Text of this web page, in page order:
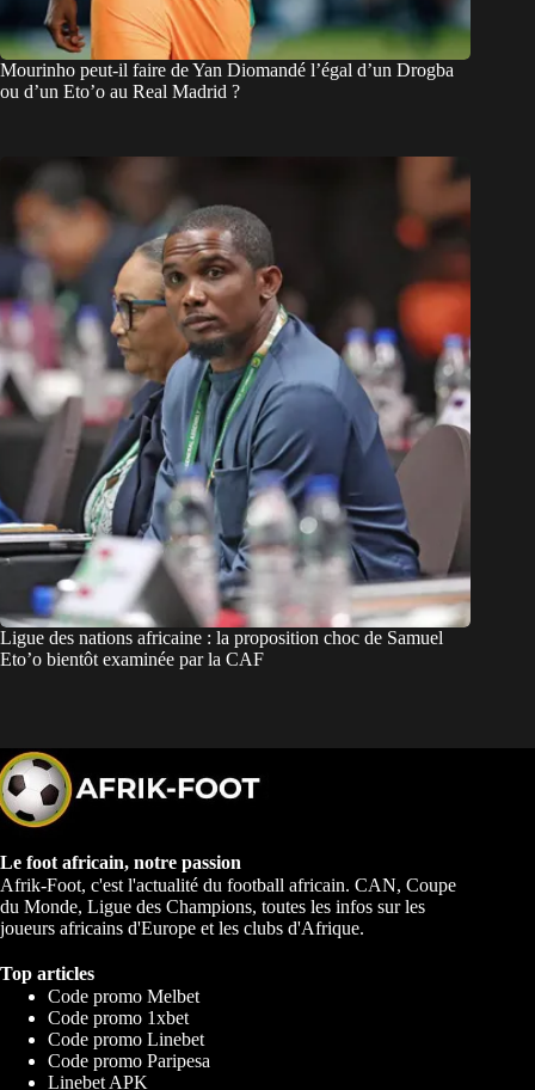
Mourinho peut-il faire de Yan Diomandé l’égal d’un Drogba
ou d’un Eto’o au Real Madrid ?
Ligue des nations africaine : la proposition choc de Samuel
Eto’o bientôt examinée par la CAF
Le foot africain, notre passion
Afrik-Foot, c'est l'actualité du football africain. CAN, Coupe
du Monde, Ligue des Champions, toutes les infos sur les
joueurs africains d'Europe et les clubs d'Afrique.
Top articles
Code promo Melbet
Code promo 1xbet
Code promo Linebet
Code promo Paripesa
Linebet APK